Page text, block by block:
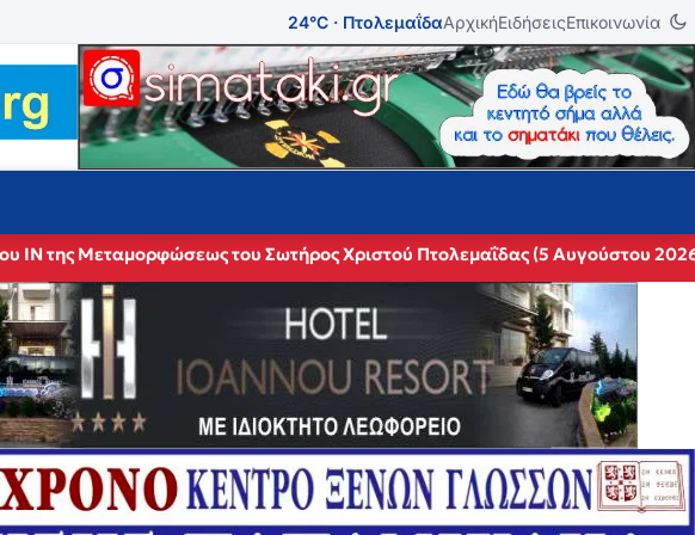
24°C · ΠτολεμαΐδαΑρχικήΕιδήσειςΕπικοινωνία
ΙΝ της Μεταμορφώσεως του Σωτήρος Χριστού Πτολεμαΐδας (5 Αυγούστου